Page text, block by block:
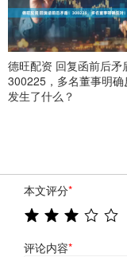
德旺配资 回复函前后矛
300225，多名董事明确
发生了什么？
本文评分*
评论内容*